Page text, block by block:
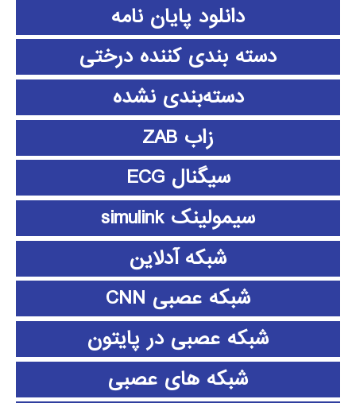
دانلود پايان نامه
دسته بندی کننده درختی
دسته‌بندی نشده
زاب ZAB
سیگنال ECG
سیمولینک simulink
شبکه آدلاین
شبکه عصبی CNN
شبکه عصبی در پایتون
شبکه های عصبی